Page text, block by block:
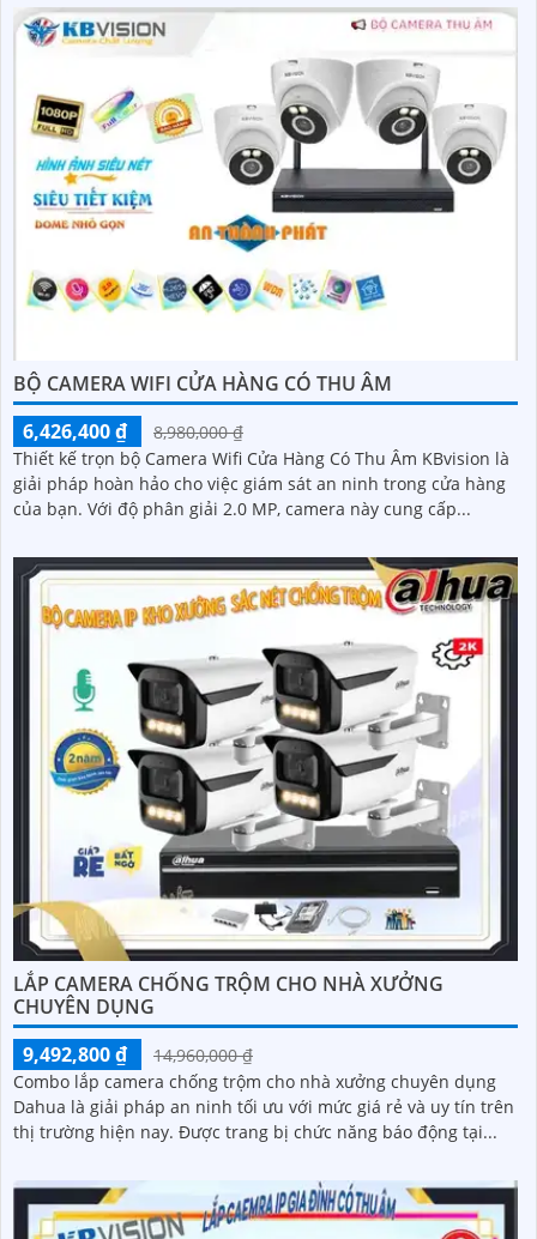
BỘ CAMERA WIFI CỬA HÀNG CÓ THU ÂM
6,426,400 ₫
8,980,000 ₫
Thiết kế trọn bộ Camera Wifi Cửa Hàng Có Thu Âm KBvision là
giải pháp hoàn hảo cho việc giám sát an ninh trong cửa hàng
của bạn. Với độ phân giải 2.0 MP, camera này cung cấp...
LẮP CAMERA CHỐNG TRỘM CHO NHÀ XƯỞNG
CHUYÊN DỤNG
9,492,800 ₫
14,960,000 ₫
Combo lắp camera chống trộm cho nhà xưởng chuyên dụng
Dahua là giải pháp an ninh tối ưu với mức giá rẻ và uy tín trên
thị trường hiện nay. Được trang bị chức năng báo động tại...